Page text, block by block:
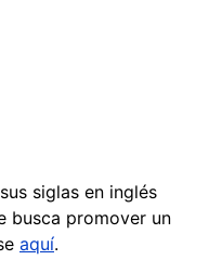
siglas en inglés
busca promover un
aquí.